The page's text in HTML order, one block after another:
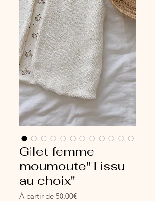
Gilet femme
moumoute"Tissu
au choix"
À partir de 50,00€Prix